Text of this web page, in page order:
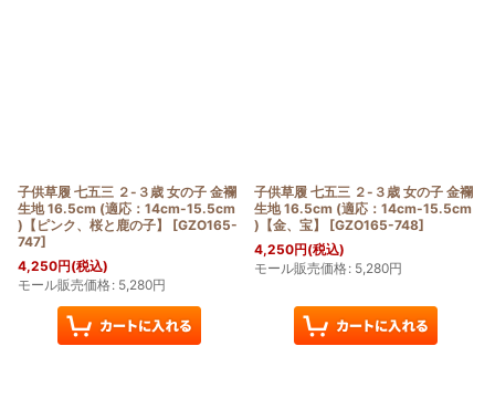
子供草履 七五三 ２-３歳 女の子 金襴
生地 16.5cm (適応：14cm-15.5cm
)【ピンク、桜と鹿の子】
[GZO165-
747]
4,250円(税込)
モール販売価格: 5,280円
子供草履 七五三 ２-３歳 女の子 金襴
生地 16.5cm (適応：14cm-15.5cm
)【金、宝】
[GZO165-748]
4,250円(税込)
モール販売価格: 5,280円